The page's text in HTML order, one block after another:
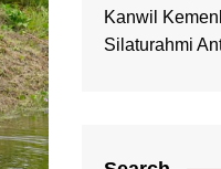
Kanwil
Silaturahmi